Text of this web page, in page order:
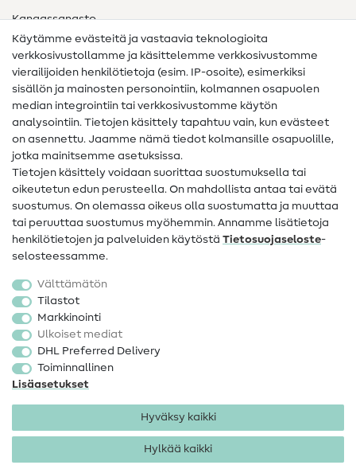
Kangassanasto
Ompelusanasto
Ompeluohjeet
Apua ja yhteystiedot
Yhteystiedot
Tietoa omistajanvaihdoksesta
Peruutusoikeus
Suosittu
Kankaat
Ompelutarvikkeet
Ale
Käytämme evästeitä ja vastaavia teknologioita
verkkosivustollamme ja käsittelemme verkkosivustomme
vierailijoiden henkilötietoja (esim. IP-osoite), esimerkiksi
sisällön ja mainosten personointiin, kolmannen osapuolen
median integrointiin tai verkkosivustomme käytön
analysointiin. Tietojen käsittely tapahtuu vain, kun evästeet
on asennettu. Jaamme nämä tiedot kolmansille osapuolille,
jotka mainitsemme asetuksissa.
Tietojen käsittely voidaan suorittaa suostumuksella tai
oikeutetun edun perusteella. On mahdollista antaa tai evätä
suostumus. On olemassa oikeus olla suostumatta ja muuttaa
tai peruuttaa suostumus myöhemmin. Annamme lisätietoja
henkilötietojen ja palveluiden käytöstä Tietosuojaseloste-
selosteessamme.
Välttämätön
Tilastot
Markkinointi
Ulkoiset mediat
DHL Preferred Delivery
Toiminnallinen
Lisäasetukset
Hyväksy kaikki
Hylkää kaikki
Tietosuoja
Käyttöehdot